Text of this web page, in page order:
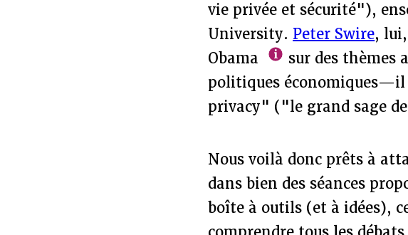
vie privée et sécurité"),
University. Peter Swire,
Obama
sur des thèmes
politiques
privacy" ("le grand sage
Nous voilà donc prêts à
dans bien des séances
boîte à outils (et à idées),